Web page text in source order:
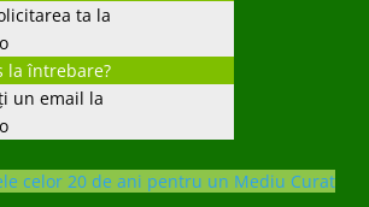
ta la
la întrebare?
un email la
celor 20 de ani pentru un Mediu Curat